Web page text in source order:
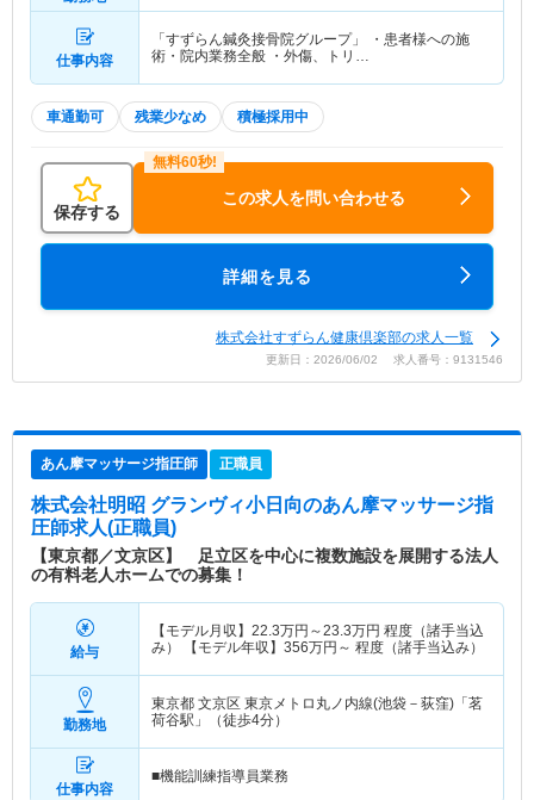
仕事内容
「すずらん鍼灸接骨院グループ」 ・患者様への施
術・院内業務全般 ・外傷、トリ…
車通勤可 残業少なめ 積極採用中
保存する
この求人を問い合わせる
詳細を見る
株式会社すずらん健康倶楽部の求人一覧
更新日：2026/06/02 求人番号：9131546
あん摩マッサージ指圧師 正職員
株式会社明昭 グランヴィ小日向のあん摩マッサージ指
圧師求人(正職員)
【東京都／文京区】 足立区を中心に複数施設を展開する法人
の有料老人ホームでの募集！
給与
【モデル月収】 22.3万円～23.3万円 程度（諸手当込
み） 【モデル年収】 356万円～ 程度（諸手当込み）
勤務地
東京都 文京区 東京メトロ丸ノ内線(池袋－荻窪)「茗
荷谷駅」（徒歩4分）
仕事内容
■機能訓練指導員業務